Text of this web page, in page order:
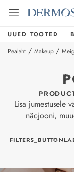
UUED TOOTED
Pealeht / Makeup /
Lisa jumestusele
näojooni,